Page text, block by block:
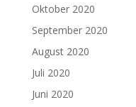
Oktober 2020
September 2020
August 2020
Juli 2020
Juni 2020